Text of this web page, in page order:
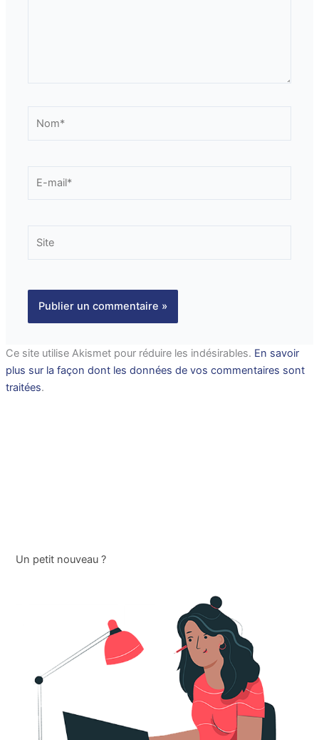
Ce site utilise Akismet pour réduire les indésirables. En savoir
plus sur la façon dont les données de vos commentaires sont
traitées.
Un petit nouveau ?